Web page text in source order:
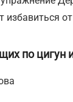
избавиться
по цигун